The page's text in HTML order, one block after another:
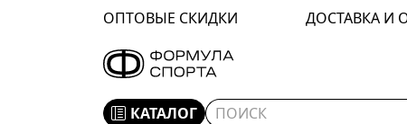
ОПТОВЫЕ СКИДКИ ДОСТАВКА И
КАТАЛОГ